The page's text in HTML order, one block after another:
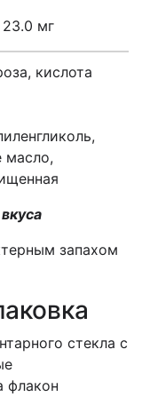
мг
оза, кислота
масло,
запахом
стекла с
флакон